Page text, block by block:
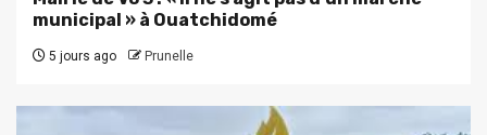
municipal » à Ouatchidomé
5 jours ago Prunelle